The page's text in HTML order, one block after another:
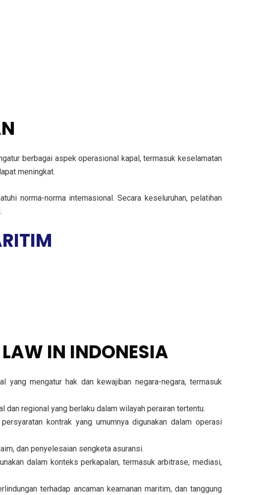
berbagai aspek operasional kapal, termasuk keselamatan
meningkat.
norma-norma internasional. Secara keseluruhan, pelatihan
IN INDONESIA
yang mengatur hak dan kewajiban negara-negara, termasuk
dan regional yang berlaku dalam wilayah perairan tertentu.
kontrak yang umumnya digunakan dalam operasi
dan penyelesaian sengketa asuransi.
dalam konteks perkapalan, termasuk arbitrase, mediasi,
terhadap ancaman keamanan maritim, dan tanggung